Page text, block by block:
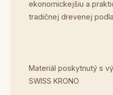
ekonomickejšiu a
tradičnej drevenej
Materiál poskytnutý s
SWISS KRONO